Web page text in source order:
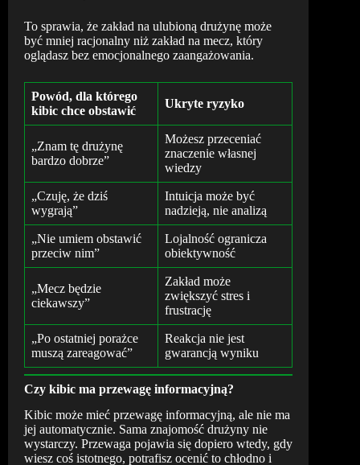
To sprawia, że zakład na ulubioną drużynę może
być mniej racjonalny niż zakład na mecz, który
oglądasz bez emocjonalnego zaangażowania.
Powód, dla którego
kibic chce obstawić
Ukryte ryzyko
„Znam tę drużynę
bardzo dobrze”
Możesz przeceniać
znaczenie własnej
wiedzy
„Czuję, że dziś
wygrają”
Intuicja może być
nadzieją, nie analizą
„Nie umiem obstawić
przeciw nim”
Lojalność ogranicza
obiektywność
„Mecz będzie
ciekawszy”
Zakład może
zwiększyć stres i
frustrację
„Po ostatniej porażce
muszą zareagować”
Reakcja nie jest
gwarancją wyniku
Czy kibic ma przewagę informacyjną?
Kibic może mieć przewagę informacyjną, ale nie ma
jej automatycznie. Sama znajomość drużyny nie
wystarczy. Przewaga pojawia się dopiero wtedy, gdy
wiesz coś istotnego, potrafisz ocenić to chłodno i